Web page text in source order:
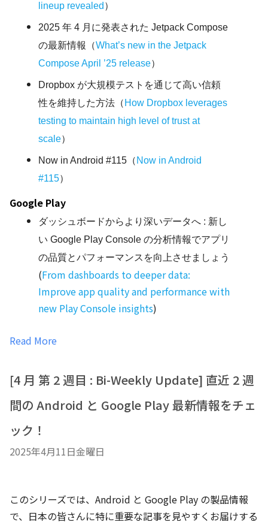
lineup revealed ）
2025 年 4 月に発表された Jetpack Compose
の最新情報（What’s new in the Jetpack
Compose April ’25 release）
Dropbox が大規模テストを通じて高い信頼
性を維持した方法（ How Dropbox leverages
testing to maintain high level of trust at
scale）
Now in Android #115（ Now in Android
#115）
Google Play
ダッシュボードからより深いデータへ : 新し
い Google Play Console の分析情報でアプリ
の品質とパフォーマンスを向上させましょう
(From dashboards to deeper data:
Improve app quality and performance with
new Play Console insights)
Read More
[4 月 第 2 週目 : Bi-Weekly Update] 直近 2 週
間の Android と Google Play 最新情報をチェ
ック！
2025年4月11日金曜日
このシリーズでは、Android と Google Play の製品情報
で、日本の皆さんに特に重要な記事を見やすくお届けする